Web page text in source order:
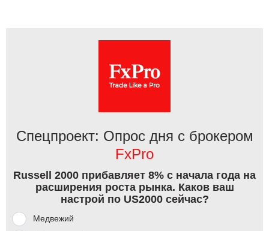
Спецпроект: Опрос дня с брокером
FxPro
Russell 2000 прибавляет 8% с начала года на
расширения роста рынка. Каков ваш
настрой по US2000 сейчас?
Медвежий